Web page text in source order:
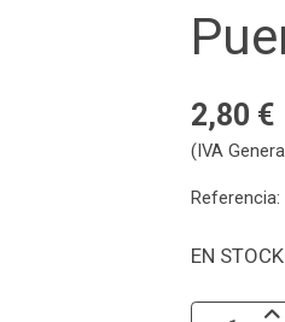
2,80 €
(IVA
Referencia:
EN STOCK